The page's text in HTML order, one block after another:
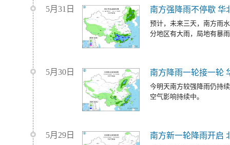
5月31日 南方强降雨不停歇 华
预计，未来三天，南方雨
分地区有大雨，局地有暴
5月30日 南方降雨一轮接一轮
今明天南方较强降雨仍持
空气影响持续中。
5月29日 南方新一轮降雨开启